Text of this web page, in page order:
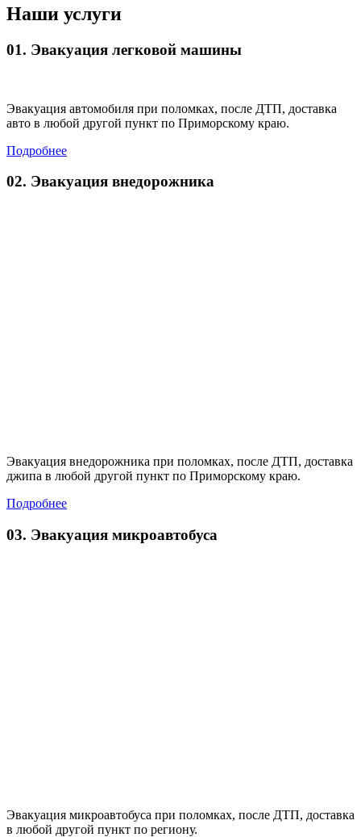
Наши услуги
01. Эвакуация легковой машины
Эвакуация автомобиля при поломках, после ДТП, доставка
авто в любой другой пункт по Приморскому краю.
Подробнее
02. Эвакуация внедорожника
Эвакуация внедорожника при поломках, после ДТП, доставка
джипа в любой другой пункт по Приморскому краю.
Подробнее
03. Эвакуация микроавтобуса
Эвакуация микроавтобуса при поломках, после ДТП, доставка
в любой другой пункт по региону.